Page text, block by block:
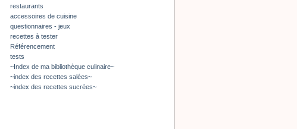
restaurants
accessoires de cuisine
questionnaires - jeux
recettes à tester
Référencement
tests
~Index de ma bibliothèque culinaire~
~index des recettes salées~
~index des recettes sucrées~